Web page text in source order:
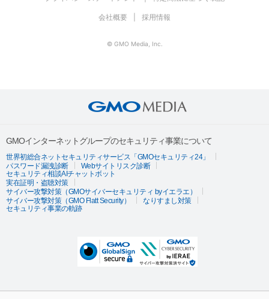
会社概要 採用情報
© GMO Media, Inc.
GMOインターネットグループのセキュリティ事業について
世界初総合ネットセキュリティサービス「GMOセキュリティ24」
パスワード漏洩診断
Webサイトリスク診断
セキュリティ相談AIチャットボット
実在証明・盗聴対策
サイバー攻撃対策（GMOサイバーセキュリティ byイエラエ）
サイバー攻撃対策（GMO Flatt Security）
なりすまし対策
セキュリティ事業の軌跡